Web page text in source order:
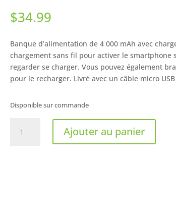
$34.99
Banque d’alimentation de 4 000 mAh avec
chargement sans fil pour activer le smartphone
regarder se charger.Vous pouvez également
pour le recharger. Livré avec un câble micro
Disponible sur commande
Ajouter au panier